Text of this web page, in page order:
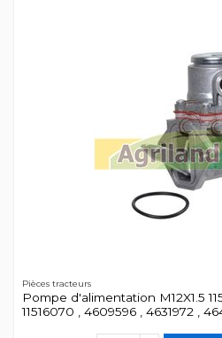
Pièces tracteurs
Pompe d'alimentation M12X1.5
11516070 , 4609596 , 4631972 ,